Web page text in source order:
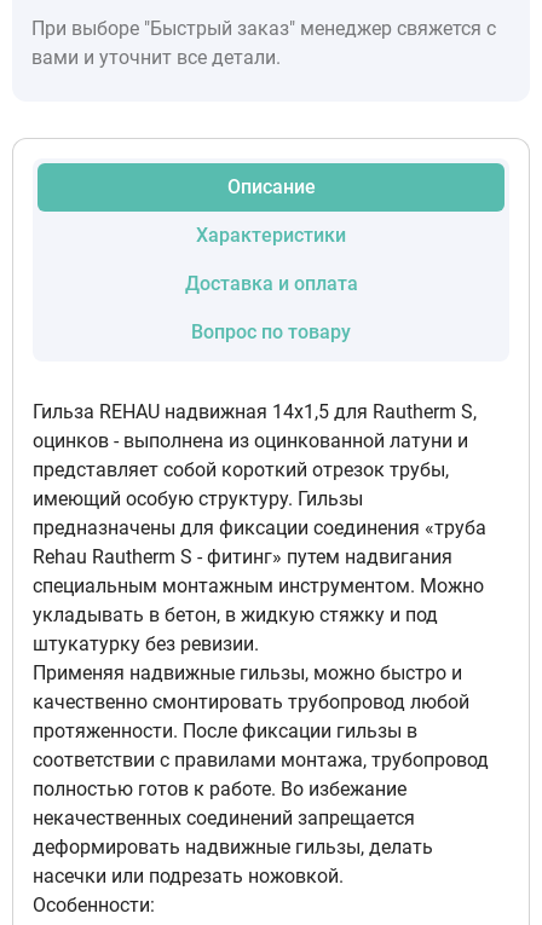
При выборе "Быстрый заказ" менеджер свяжется с
вами и уточнит все детали.
Описание
Характеристики
Доставка и оплата
Вопрос по товару
Гильза REHAU надвижная 14х1,5 для Rautherm S,
оцинков - выполнена из оцинкованной латуни и
представляет собой короткий отрезок трубы,
имеющий особую структуру. Гильзы
предназначены для фиксации соединения «труба
Rehau Rautherm S - фитинг» путем надвигания
специальным монтажным инструментом. Можно
укладывать в бетон, в жидкую стяжку и под
штукатурку без ревизии.
Применяя надвижные гильзы, можно быстро и
качественно смонтировать трубопровод любой
протяженности. После фиксации гильзы в
соответствии с правилами монтажа, трубопровод
полностью готов к работе. Во избежание
некачественных соединений запрещается
деформировать надвижные гильзы, делать
насечки или подрезать ножовкой.
Особенности: